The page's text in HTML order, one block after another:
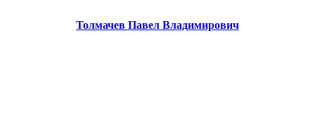
Толмачев Павел Владимирович